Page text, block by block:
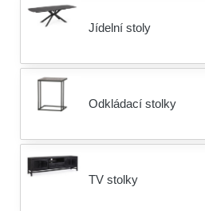
Jídelní stoly
Odkládací stolky
TV stolky